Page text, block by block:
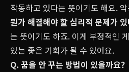
작동하고 있다는 뜻이기도 해요.
뭔가 해결해야 할 심리적 문제가
는 뜻이기도 하죠. 이게 부정적인
있는 좋은 기회가 될 수 있어요.
Q. 꿈을 안 꾸는 방법이 있을까요?